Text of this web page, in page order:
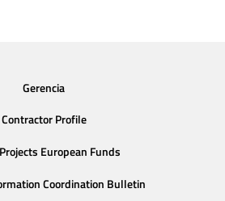
Gerencia
Contractor Profile
European Funds
Coordination Bulletin